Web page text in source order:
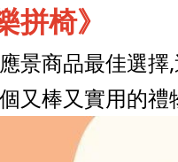
拼椅》
應景商品最佳選擇
又棒又實用的禮